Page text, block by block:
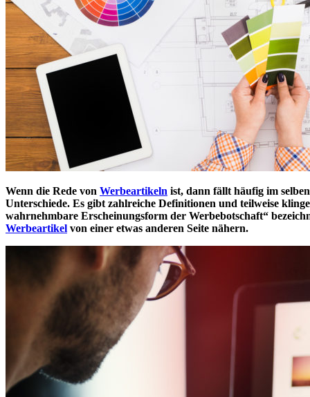
Wenn die Rede von Werbeartikeln ist, dann fällt häufig im
Unterschiede. Es gibt zahlreiche Definitionen und teilweise
wahrnehmbare Erscheinungsform der Werbebotschaft“
Werbeartikel von einer etwas anderen Seite nähern.